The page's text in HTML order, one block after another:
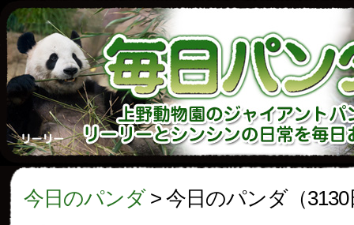
今日のパンダ> 今日のパンダ（3130